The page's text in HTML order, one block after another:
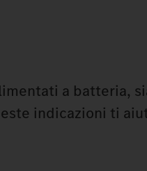
a batteria,
indicazioni ti